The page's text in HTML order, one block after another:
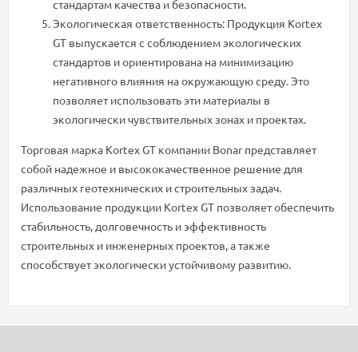
стандартам качества и безопасности.
Экологическая ответственность: Продукция Kortex
GT выпускается с соблюдением экологических
стандартов и ориентирована на минимизацию
негативного влияния на окружающую среду. Это
позволяет использовать эти материалы в
экологически чувствительных зонах и проектах.
Торговая марка Kortex GT компании Bonar представляет
собой надежное и высококачественное решение для
различных геотехнических и строительных задач.
Использование продукции Kortex GT позволяет обеспечить
стабильность, долговечность и эффективность
строительных и инженерных проектов, а также
способствует экологически устойчивому развитию.